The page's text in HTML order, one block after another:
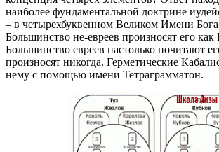
наиболее фундаментальной доктрине
– в четырехбуквенном Великом Имени
Большинство не-евреев произносят его как
Большинство евреев настолько почитают
произносят никогда. Герметические
нему с помощью имени Тетраграмматон.